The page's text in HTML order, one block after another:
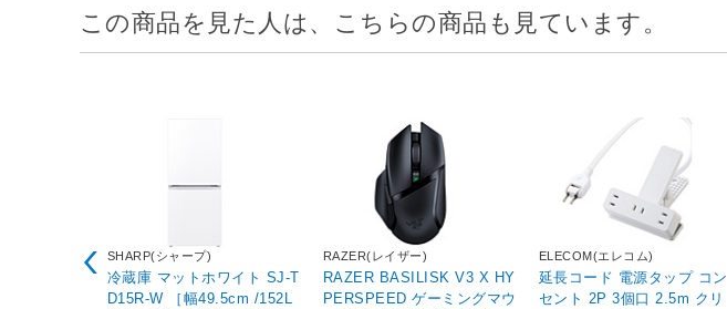
この商品を見た人は、こちらの商品も見ています。
SHARP(シャープ)
冷蔵庫 マットホワイト SJ-T
D15R-W ［幅49.5cm /152L
RAZER(レイザー)
RAZER BASILISK V3 X HY
PERSPEED ゲーミングマウ
ELECOM(エレコム)
延長コード 電源タップ コン
セント 2P 3個口 2.5m クリ